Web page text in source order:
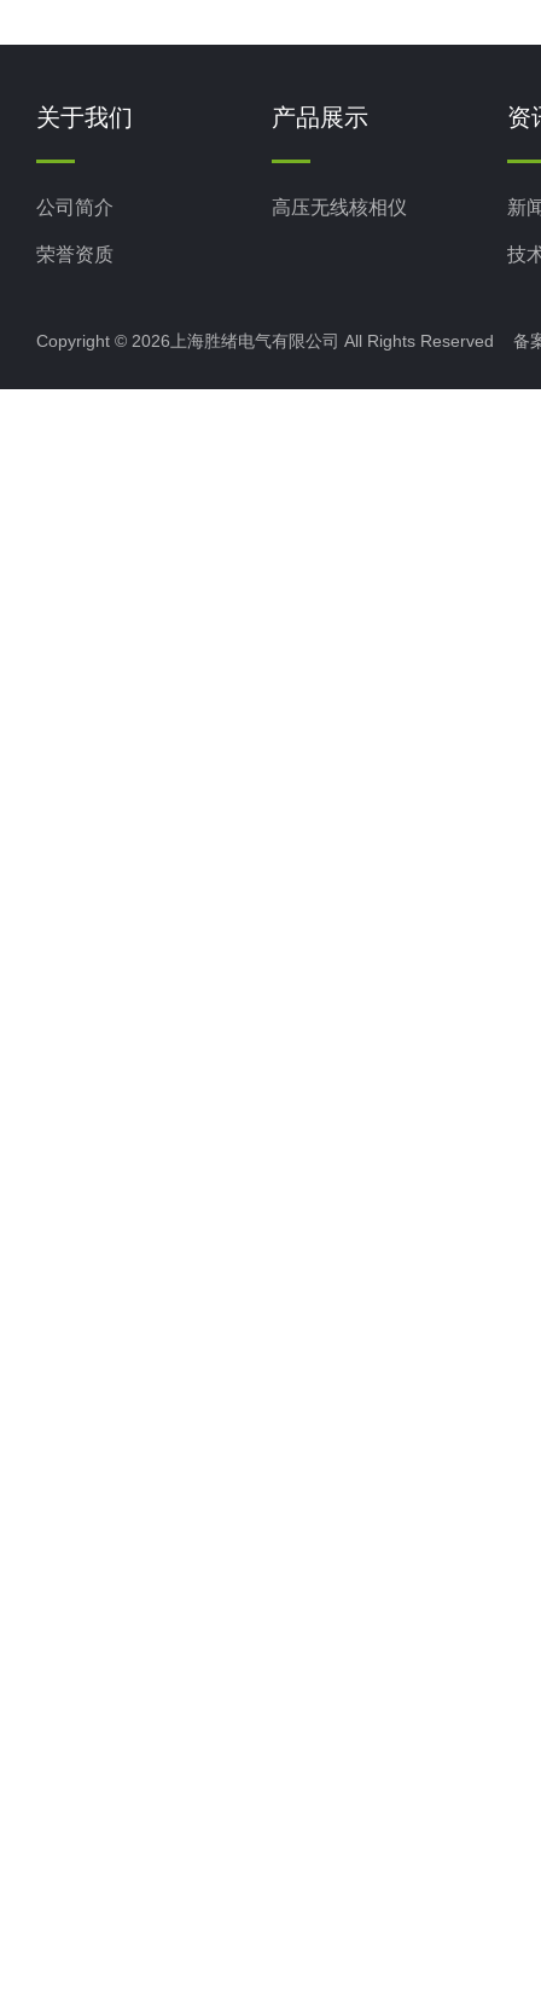
关于我们
公司简介
荣誉资质
产品展示
高压无线核相仪
资
新
技
Copyright © 2026上海胜绪电气有限公司 All Rights Reserved 备